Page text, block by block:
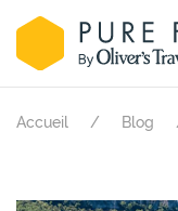
Accueil Blog